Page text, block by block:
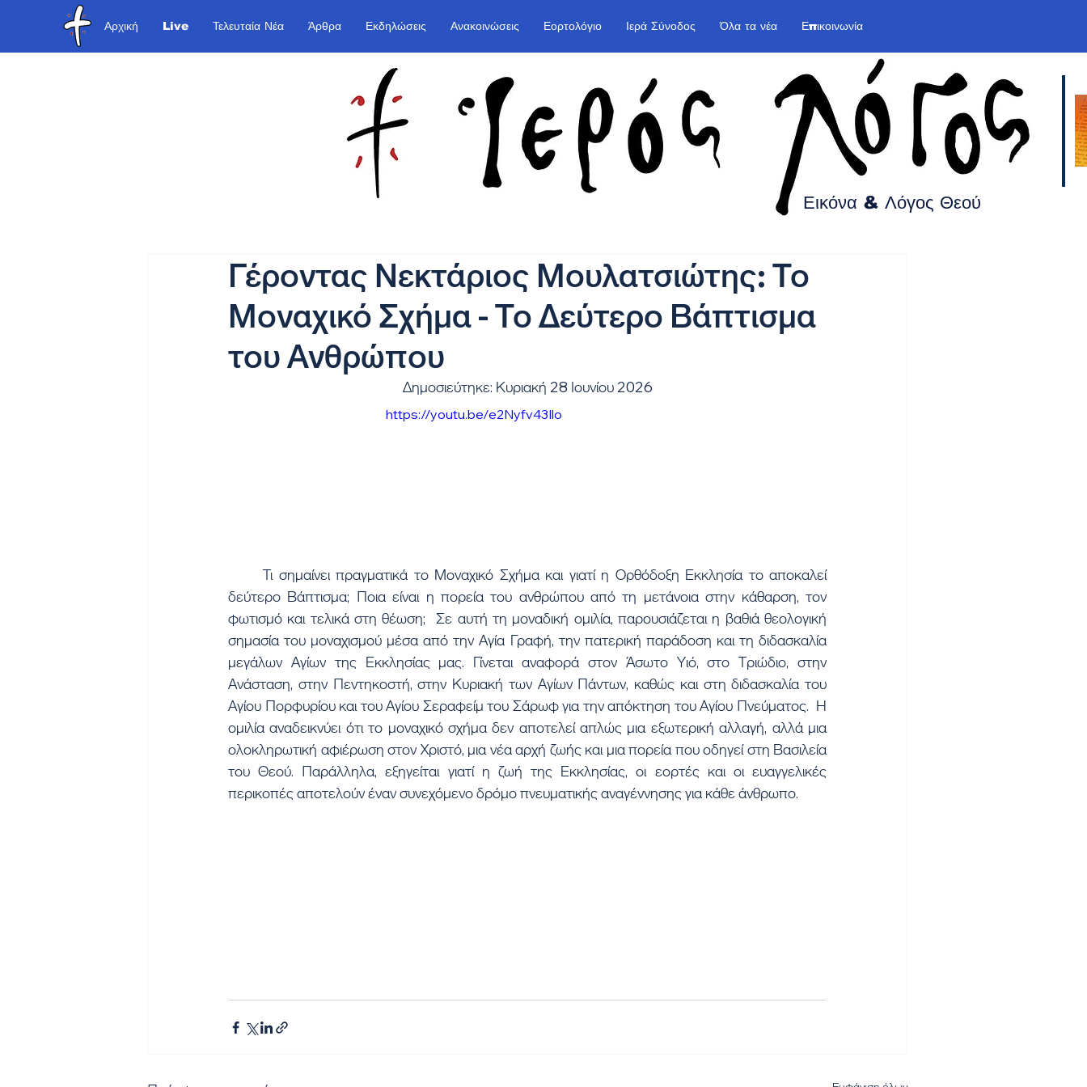
Αρχική Live Τελευταία Νέα Άρθρα Εκδηλώσεις Ανακοινώσεις Εορτολόγιο Ιερά Σύνοδος Όλα τα νέα Επικοινωνία
Εικόνα & Λόγος Θεού
Γέροντας Νεκτάριος Μουλατσιώτης: Το
Μοναχικό Σχήμα - Το Δεύτερο Βάπτισμα
του Ανθρώπου
Δημοσιεύτηκε: Κυριακή 28 Ιουνίου 2026
https://youtu.be/e2Nyfv43Ilo
	Τι σημαίνει πραγματικά το Μοναχικό Σχήμα και γιατί η Ορθόδοξη Εκκλησία το αποκαλεί
δεύτερο Βάπτισμα; Ποια είναι η πορεία του ανθρώπου από τη μετάνοια στην κάθαρση, τον
φωτισμό και τελικά στη θέωση;  Σε αυτή τη μοναδική ομιλία, παρουσιάζεται η βαθιά θεολογική
σημασία του μοναχισμού μέσα από την Αγία Γραφή, την πατερική παράδοση και τη διδασκαλία
μεγάλων Αγίων της Εκκλησίας μας. Γίνεται αναφορά στον Άσωτο Υιό, στο Τριώδιο, στην
Ανάσταση, στην Πεντηκοστή, στην Κυριακή των Αγίων Πάντων, καθώς και στη διδασκαλία του
Αγίου Πορφυρίου και του Αγίου Σεραφείμ του Σάρωφ για την απόκτηση του Αγίου Πνεύματος.  Η
ομιλία αναδεικνύει ότι το μοναχικό σχήμα δεν αποτελεί απλώς μια εξωτερική αλλαγή, αλλά μια
ολοκληρωτική αφιέρωση στον Χριστό, μια νέα αρχή ζωής και μια πορεία που οδηγεί στη Βασιλεία
του Θεού. Παράλληλα, εξηγείται γιατί η ζωή της Εκκλησίας, οι εορτές και οι ευαγγελικές
περικοπές αποτελούν έναν συνεχόμενο δρόμο πνευματικής αναγέννησης για κάθε άνθρωπο.